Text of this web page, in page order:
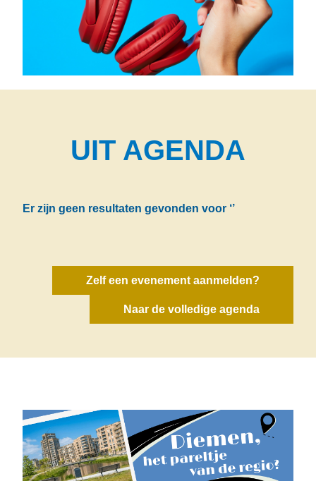
UIT AGENDA
Er zijn geen resultaten gevonden voor ‘’
Zelf een evenement aanmelden?
Naar de volledige agenda